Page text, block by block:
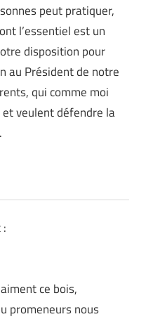
peut pratiquer,
l’essentiel est un
disposition pour
au Président de notre
qui comme moi
veulent défendre la
:
ce bois,
promeneurs nous